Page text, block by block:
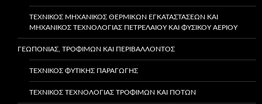
ΤΕΧΝΙΚΌΣ ΜΗΧΑΝΙΚΌΣ ΘΕΡΜΙΚΏΝ ΕΓΚΑΤΑΣΤΆΣΕΩΝ ΚΑΙ
ΜΗΧΑΝΙΚΌΣ ΤΕΧΝΟΛΟΓΊΑΣ ΠΕΤΡΕΛΑΊΟΥ ΚΑΙ ΦΥΣΙΚΟΎ ΑΕΡΊΟΥ
ΓΕΩΠΟΝΙΑΣ, ΤΡΟΦΙΜΩΝ ΚΑΙ ΠΕΡΙΒΑΛΛΟΝΤΟΣ
ΤΕΧΝΙΚΌΣ ΦΥΤΙΚΉΣ ΠΑΡΑΓΩΓΉΣ
ΤΕΧΝΙΚΟΣ ΤΕΧΝΟΛΟΓΙΑΣ ΤΡΟΦΙΜΩΝ ΚΑΙ ΠΟΤΩΝ